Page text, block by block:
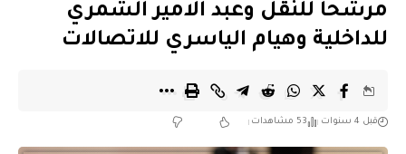
مرشحاً للنقل وعبد الامير الشمري
للداخلية وهيام الياسري للاتصالات
قبل 4 سنوات 53 مشاهدات